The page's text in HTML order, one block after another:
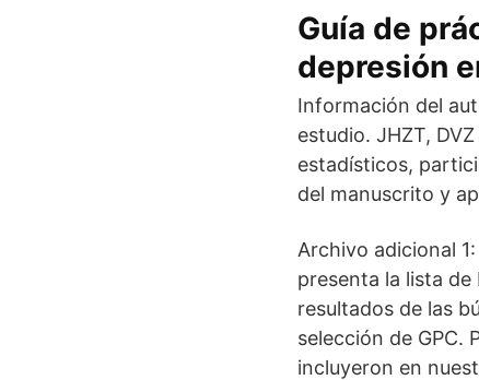
Guía de
depresión
Información del
estudio. JHZT,
estadísticos,
del manuscrito y
Archivo adicional
presenta la lista
resultados de las
selección de GPC.
incluyeron en